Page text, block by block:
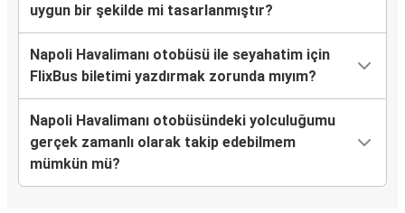
uygun bir şekilde mi tasarlanmıştır?
Napoli Havalimanı otobüsü ile seyahatim için
FlixBus biletimi yazdırmak zorunda mıyım?
Napoli Havalimanı otobüsündeki yolculuğumu
gerçek zamanlı olarak takip edebilmem
mümkün mü?